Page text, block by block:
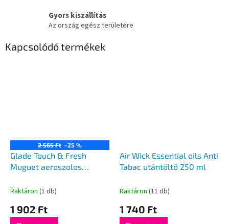
Gyors kiszállítás
Az ország egész területére
Kapcsolódó termékek
2 565 Ft –25 %
Glade Touch & Fresh
Muguet aeroszolos
Raktáron (1 db)
1 902 Ft
Air Wick Essential oils Anti
Tabac utántöltő 250 ml
Raktáron (11 db)
1 740 Ft